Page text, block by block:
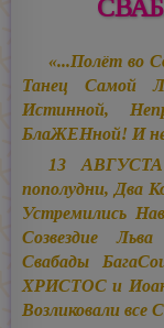
«...Полёт во
Танец Самой
Истинной,
БлаЖЕНной! И
13
пополудни, Два
Устремились
Созвездие
Свабады
ХРИСТОС и
Возликовали все